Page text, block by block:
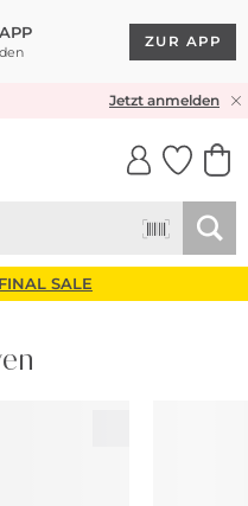
ZUR APP
& RÜCKVERSANDJetzt anmelden
SALE